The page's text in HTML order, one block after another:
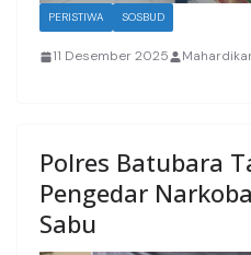
PERISTIWA SOSBUD
11 Desember 2025
Polres Batubara
Pengedar
Sabu